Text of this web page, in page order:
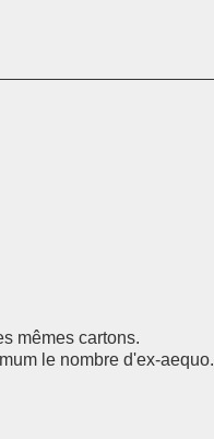
mêmes cartons.
le nombre d'ex-aequo.